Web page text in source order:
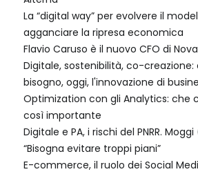
La “digital way” per evolvere il
agganciare la ripresa economica
Flavio Caruso è il nuovo CFO di
Digitale, sostenibilità, co-
bisogno, oggi, l'innovazione di
Optimization con gli Analytics: che
così importante
Digitale e PA, i rischi del PNRR.
“Bisogna evitare troppi piani”
E-commerce, il ruolo dei Social